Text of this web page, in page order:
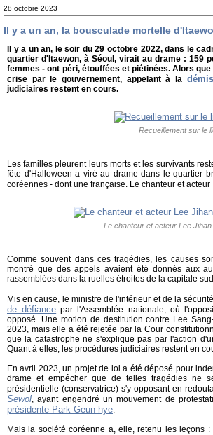
28 octobre 2023
Il y a un an, la bousculade mortelle
Il y a un an, le soir du 29 octobre 2022, dans le
quartier d'Itaewon, à Séoul, virait au drame : 159
femmes - ont péri, étouffées et piétinées. Alors
crise par le gouvernement, appelant à la
judiciaires restent en cours.
Recueillement sur le
Les familles pleurent leurs morts et les survivants
fête d'Halloween a viré au drame dans le quartier
coréennes - dont une française. Le chanteur et acteur
Le chanteur et acteur Lee
Comme souvent dans ces tragédies, les causes
montré que des appels avaient été donnés aux
rassemblées dans la ruelles étroites de la capitale
Mis en cause, le ministre de l'intérieur et de la
de défiance par l'Assemblée nationale, où
opposé. Une motion de destitution contre Lee
2023, mais elle a été rejetée par la Cour
que la catastrophe ne s'explique pas par l'action
Quant à elles, les procédures judiciaires restent en
En avril 2023, un projet de loi a été déposé pour
drame et empêcher que de telles tragédies ne
présidentielle (conservatrice) s'y opposant en
Sewol, ayant engendré un mouvement de
présidente Park Geun-hye.
Mais la société coréenne a, elle, retenu les leçons